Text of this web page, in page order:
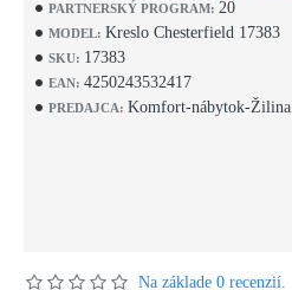
PARTNERSKÝ PROGRAM: 20
MODEL: Kreslo Chesterfield 17383
SKU: 17383
EAN: 4250243532417
PREDAJCA: Komfort-nábytok-Žilina
Na základe 0 recenzií.